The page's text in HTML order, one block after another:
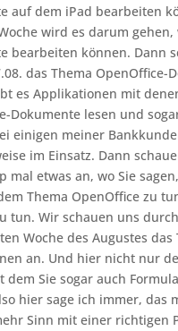
auf dem iPad bearbeiten
wird es darum gehen,
bearbeiten können. Dann
das Thema OpenOffice-
es Applikationen mit
Dokumente lesen und
einigen meiner
im Einsatz. Dann
mal etwas an, wo Sie
Thema OpenOffice zu
tun. Wir schauen uns
Woche des Augustes das
an. Und hier nicht nur
dem Sie sogar auch
hier sage ich immer, das
Sinn mit einer richtigen